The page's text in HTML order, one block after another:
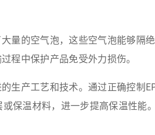
的空气泡，这些空气泡能够隔
程中保护产品免受外力损伤。
产工艺和技术。通过正确控制
保温材料，进一步提高保温性能。